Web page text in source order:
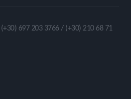
(+30) 697 203 3766 / (+30) 210 68 71